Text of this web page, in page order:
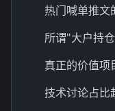
热门喊单推文
所谓"大户持
真正的价值项
技术讨论占比